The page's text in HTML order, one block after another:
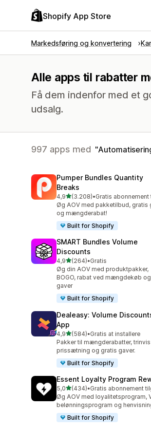
Shopify App Store
Markedsføring og konvertering
Alle apps til rabatter
Få dem indenfor med et
udsalg.
997 apps med
Pumper Bundles Quantity
Breaks
4,9ud af 5 stjerner
(3.208)
3208 anmeldelser i alt
•
Øg AOV med pakketilbud, gratis
og mængderabat!
Built for Shopify
SMART Bundles Volume
Discounts
4,9ud af 5 stjerner
(264)
264 anmeldelser i alt
•Gratis
Øg din AOV med produktpakker,
BOGO, rabat ved mængdekøb og
gaver
Built for Shopify
Dealeasy: Volume
App
4,9ud af 5 stjerner
(584)
584 anmeldelser i alt
•Gratis at installere
Pakker til mængderabatter, trinvis
prissætning og gratis gaver.
Built for Shopify
Essent Loyalty Program
5,0ud af 5 stjerner
(434)
434 anmeldelser i alt
•
Øg AOV med loyalitetsprogram,
belønningsprogram og
Built for Shopify